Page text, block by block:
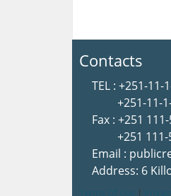
Contacts
TEL : +251-11-
+251-11-1-
Fax : +251
+251 111-
Email :
Address: 6
|